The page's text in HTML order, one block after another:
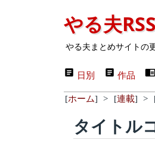
やる夫
やる夫まとめサイトの
日別 作品
[ホーム] > [連載] >
タイトル